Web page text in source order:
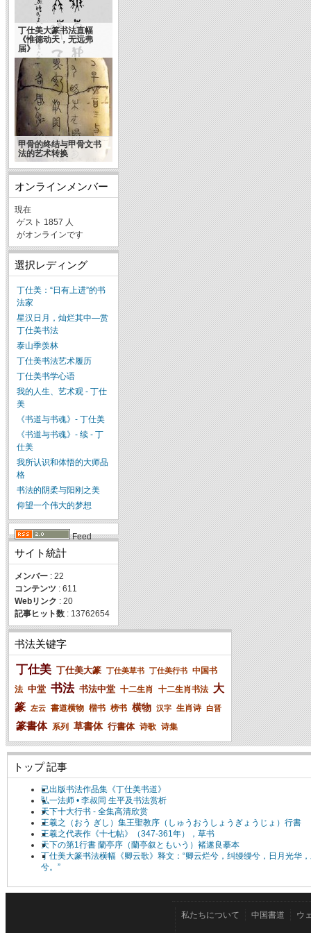
丁仕美大篆书法直幅
《惟德动天，无远弗
届》
甲骨的终结与甲骨文书
法的艺术转换
オンラインメンバー
現在
ゲスト 1857 人
がオンラインです
選択レディング
丁仕美：“日有上进”的书
法家
星汉日月，灿烂其中—赏
丁仕美书法
泰山季羡林
丁仕美书法艺术履历
丁仕美书学心语
我的人生、艺术观 - 丁仕
美
《书道与书魂》- 丁仕美
《书道与书魂》- 续 - 丁
仕美
我所认识和体悟的大师品
格
书法的阴柔与阳刚之美
仰望一个伟大的梦想
Feed
サイト統計
メンバー : 22
コンテンツ : 611
Webリンク : 20
記事ヒット数 : 13762654
书法关键字
丁仕美 丁仕美大篆 丁仕美草书 丁仕美行书 中国书
法 中堂 书法 书法中堂 十二生肖 十二生肖书法 大
篆 左云 書道横物 楷书 榜书 横物 汉字 生肖诗 白晋
篆書体 系列 草書体 行書体 诗歌 诗集
トップ 記事
已出版书法作品集《丁仕美书道》
弘一法师 • 李叔同 生平及书法赏析
天下十大行书 - 全集高清欣赏
王羲之（おう ぎし）集王聖教序（しゅうおうしょうぎょうじょ）行書
王羲之代表作《十七帖》（347-361年），草书
天下の第1行書 蘭亭序（蘭亭叙ともいう）褚遂良摹本
丁仕美大篆书法横幅《卿云歌》释文：“卿云烂兮，纠缦缦兮，日月光华
兮。”
私たちについて 中国書道 ウ